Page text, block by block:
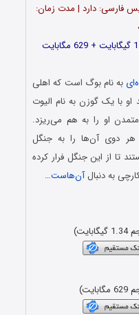
فارسی: دارد | مدت زمان:
به نام بوگ است که اهلی
با یک گوزن به نام الیوت
او را به هم می‌ریزد.
دوی آن‌ها را به جنگل
تا از این جنگل فرار کرده
به دنبالآن‌هاست…